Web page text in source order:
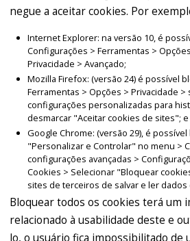
negue a aceitar cookies. Por
Internet Explorer: na versão 10, é
Configurações > Ferramentas >
Privacidade > Avançado;
Mozilla Firefox: (versão 24) é possível
Ferramentas > Opções > Privacidade
configurações personalizadas para
desmarcar "Aceitar cookies de sites"; e
Google Chrome: (versão 29), é
"Personalizar e Controlar" no menu >
configurações avançadas >
Cookies > Selecionar "Bloquear
sites de terceiros de salvar e ler
Bloquear todos os cookies terá um
relacionado à usabilidade deste e